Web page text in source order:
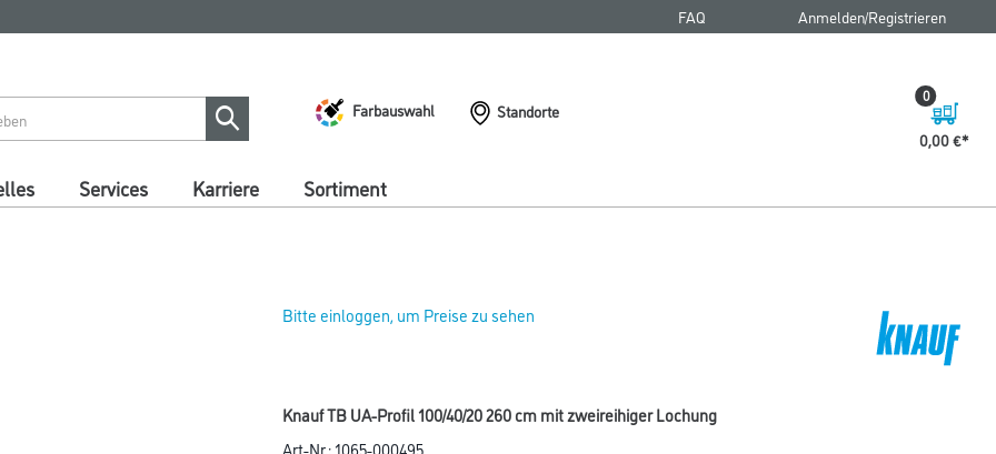
FAQ Anmelden/Registrieren
Farbauswahl
Standorte
0,00 €
0
Services Karriere Sortiment
Bitte einloggen, um Preise zu sehen
Knauf TB UA-Profil 100/40/20 260 cm mit zweireihiger Lochung
Art-Nr.:1065-000495